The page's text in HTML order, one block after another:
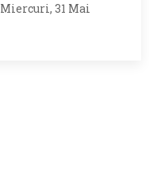
Miercuri, 31 Mai